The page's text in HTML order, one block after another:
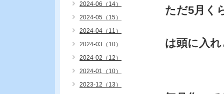
ただ5月く
は頭に入
2024-06（14）
2024-05（15）
2024-04（11）
2024-03（10）
2024-02（12）
2024-01（10）
2023-12（13）